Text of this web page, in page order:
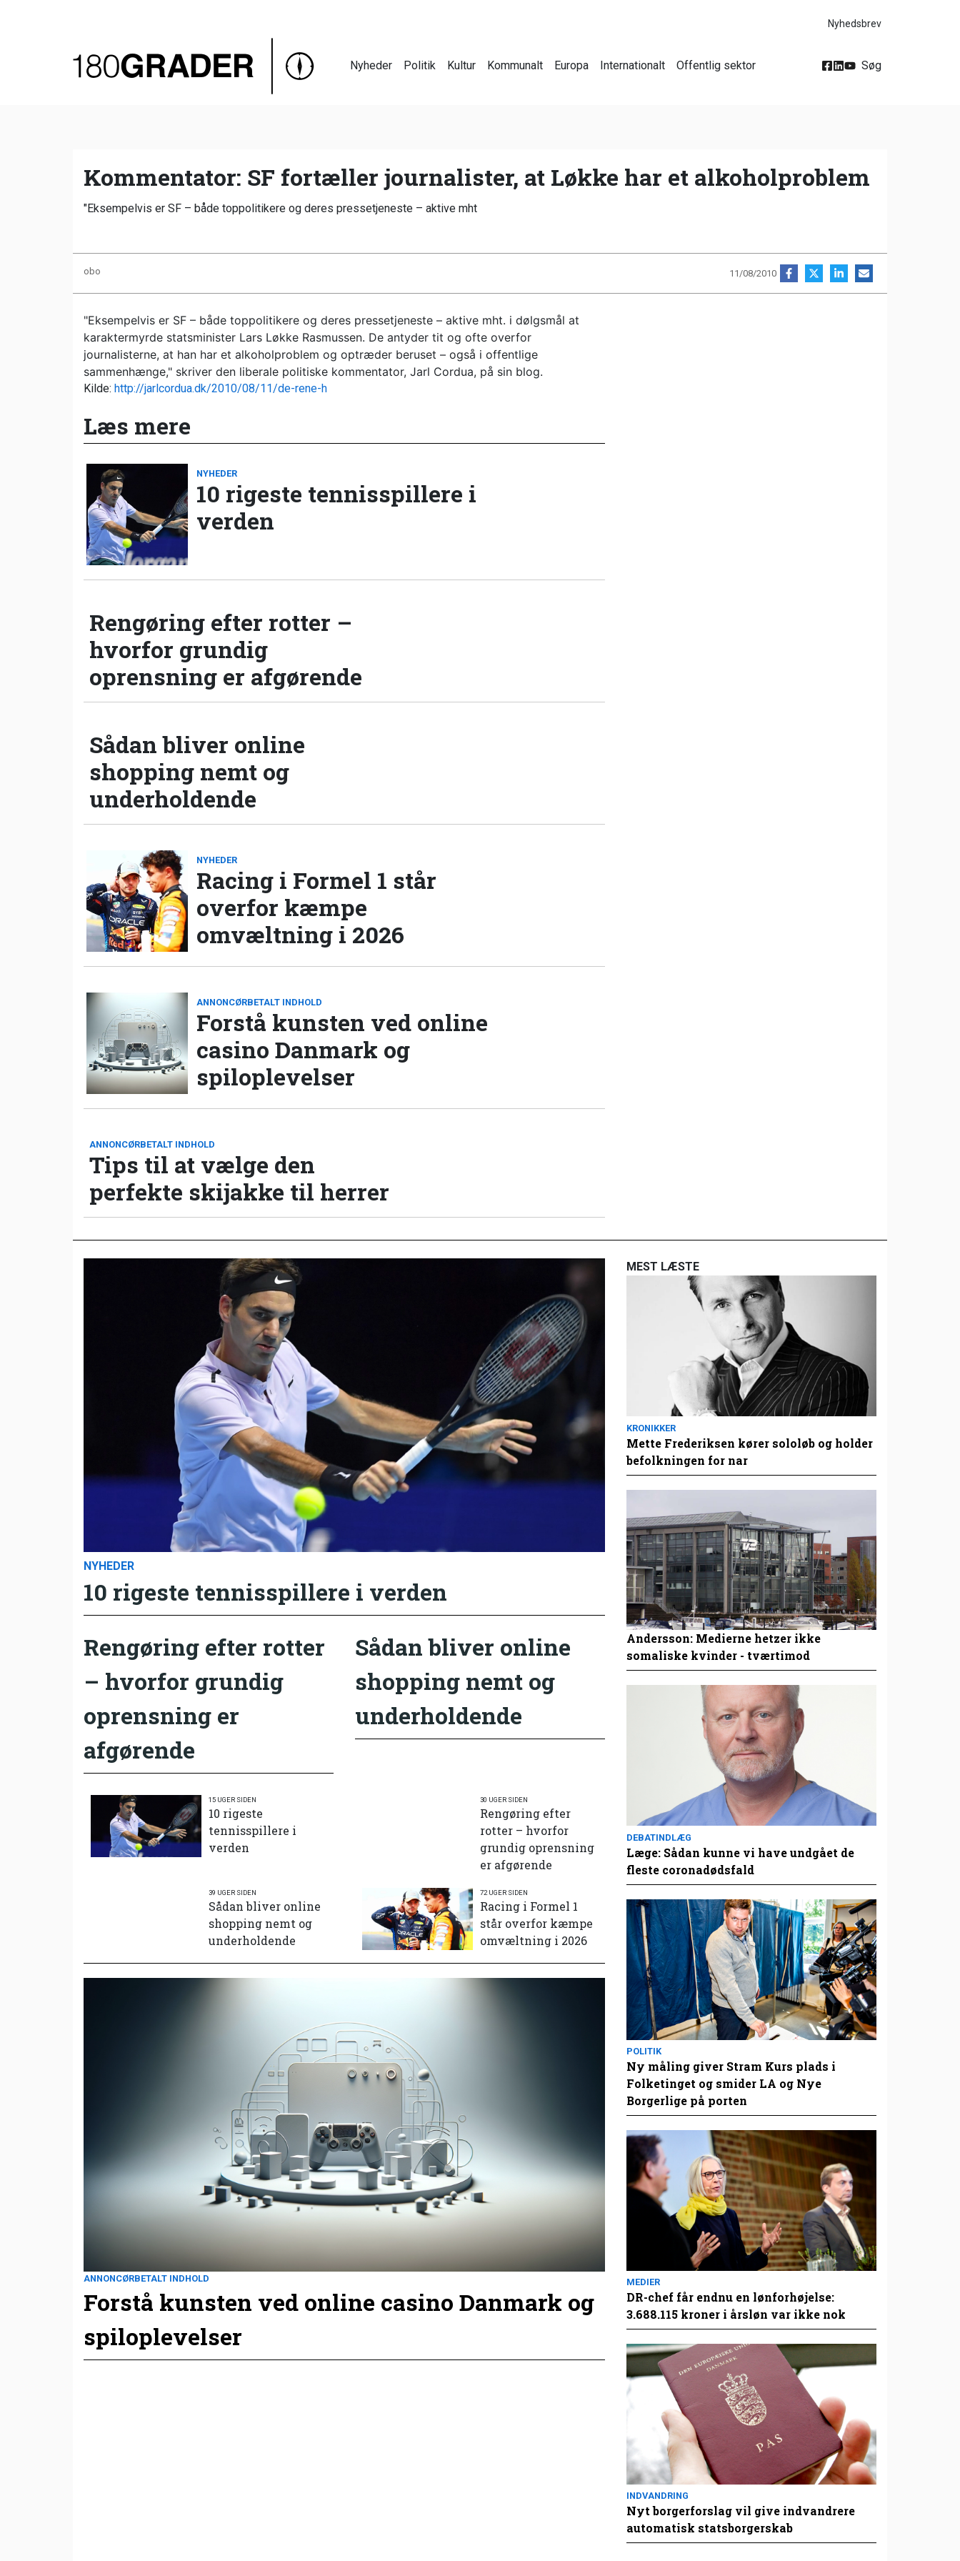
Nyhedsbrev
Nyheder Politik Kultur Kommunalt Europa Internationalt Offentlig sektor Søg
Kommentator: SF fortæller journalister, at Løkke har et alkoholproblem
"Eksempelvis er SF – både toppolitikere og deres pressetjeneste – aktive mht
obo 11/08/2010
"Eksempelvis er SF – både toppolitikere og deres pressetjeneste – aktive mht. i dølgsmål at
karaktermyrde statsminister Lars Løkke Rasmussen. De antyder tit og ofte overfor
journalisterne, at han har et alkoholproblem og optræder beruset – også i offentlige
sammenhænge," skriver den liberale politiske kommentator, Jarl Cordua, på sin blog.
Kilde: http://jarlcordua.dk/2010/08/11/de-rene-h
Læs mere
NYHEDER
10 rigeste tennisspillere i
verden
Rengøring efter rotter –
hvorfor grundig
oprensning er afgørende
Sådan bliver online
shopping nemt og
underholdende
NYHEDER
Racing i Formel 1 står
overfor kæmpe
omvæltning i 2026
ANNONCØRBETALT INDHOLD
Forstå kunsten ved online
casino Danmark og
spiloplevelser
ANNONCØRBETALT INDHOLD
Tips til at vælge den
perfekte skijakke til herrer
NYHEDER
10 rigeste tennisspillere i verden
Rengøring efter rotter
– hvorfor grundig
oprensning er
afgørende
Sådan bliver online
shopping nemt og
underholdende
15 UGER SIDEN
10 rigeste
tennisspillere i
verden
30 UGER SIDEN
Rengøring efter
rotter – hvorfor
grundig oprensning
er afgørende
39 UGER SIDEN
Sådan bliver online
shopping nemt og
underholdende
72 UGER SIDEN
Racing i Formel 1
står overfor kæmpe
omvæltning i 2026
ANNONCØRBETALT INDHOLD
Forstå kunsten ved online casino Danmark og
spiloplevelser
MEST LÆSTE
KRONIKKER
Mette Frederiksen kører sololøb og holder
befolkningen for nar
Andersson: Medierne hetzer ikke
somaliske kvinder - tværtimod
DEBATINDLÆG
Læge: Sådan kunne vi have undgået de
fleste coronadødsfald
POLITIK
Ny måling giver Stram Kurs plads i
Folketinget og smider LA og Nye
Borgerlige på porten
MEDIER
DR-chef får endnu en lønforhøjelse:
3.688.115 kroner i årsløn var ikke nok
INDVANDRING
Nyt borgerforslag vil give indvandrere
automatisk statsborgerskab